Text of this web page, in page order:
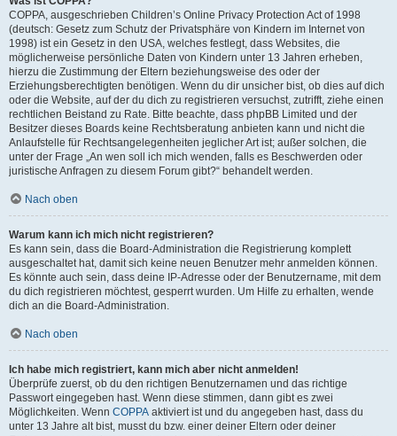
COPPA, ausgeschrieben Children’s Online Privacy Protection Act of 1998
(deutsch: Gesetz zum Schutz der Privatsphäre von Kindern im Internet von
1998) ist ein Gesetz in den USA, welches festlegt, dass Websites, die
möglicherweise persönliche Daten von Kindern unter 13 Jahren erheben,
hierzu die Zustimmung der Eltern beziehungsweise des oder der
Erziehungsberechtigten benötigen. Wenn du dir unsicher bist, ob dies auf dich
oder die Website, auf der du dich zu registrieren versuchst, zutrifft, ziehe einen
rechtlichen Beistand zu Rate. Bitte beachte, dass phpBB Limited und der
Besitzer dieses Boards keine Rechtsberatung anbieten kann und nicht die
Anlaufstelle für Rechtsangelegenheiten jeglicher Art ist; außer solchen, die
unter der Frage „An wen soll ich mich wenden, falls es Beschwerden oder
juristische Anfragen zu diesem Forum gibt?“ behandelt werden.
Nach oben
Warum kann ich mich nicht registrieren?
Es kann sein, dass die Board-Administration die Registrierung komplett
ausgeschaltet hat, damit sich keine neuen Benutzer mehr anmelden können.
Es könnte auch sein, dass deine IP-Adresse oder der Benutzername, mit dem
du dich registrieren möchtest, gesperrt wurden. Um Hilfe zu erhalten, wende
dich an die Board-Administration.
Nach oben
Ich habe mich registriert, kann mich aber nicht anmelden!
Überprüfe zuerst, ob du den richtigen Benutzernamen und das richtige
Passwort eingegeben hast. Wenn diese stimmen, dann gibt es zwei
Möglichkeiten. Wenn COPPA aktiviert ist und du angegeben hast, dass du
unter 13 Jahre alt bist, musst du bzw. einer deiner Eltern oder deiner